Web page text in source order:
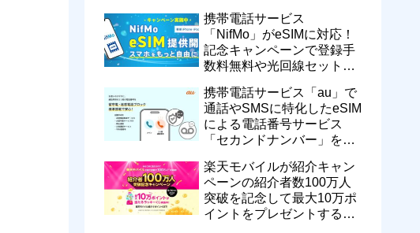
など
携帯電話サービス
「NifMo」がeSIMに対応！
記念キャンペーンで登録手
数料無料や光回線セットで
770円割引に
携帯電話サービス「au」で
通話やSMSに特化したeSIM
による電話番号サービス
「セカンドナンバー」を提
番などに対応
楽天モバイルが紹介キャン
ペーンの紹介者数100万人
突破を記念して最大10万ポ
イントをプレゼントするキ